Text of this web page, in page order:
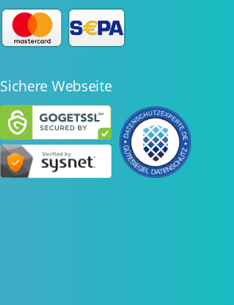
Sichere Webseite